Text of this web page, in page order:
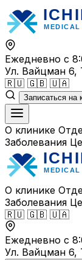
Перейти
к
содержимому
Ежедневно с
Ул. Вайцман 6,
🇷🇺 🇬🇧 🇺🇦
Записаться на
О клинике
Заболевания
О клинике
Заболевания
🇷🇺 🇬🇧 🇺🇦
Ежедневно с
Ул. Вайцман 6,